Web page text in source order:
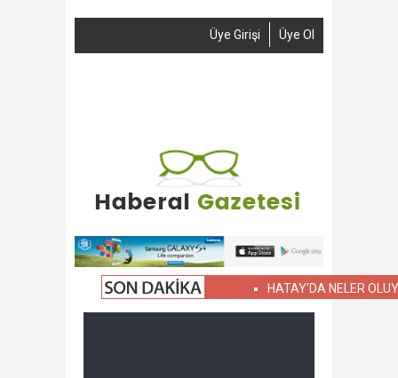
Üye Girişi Üye Ol
HATAY’DA NELER OLUYOR?